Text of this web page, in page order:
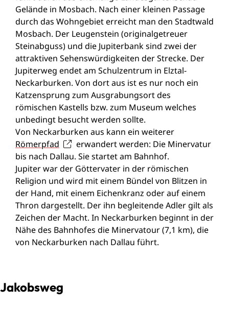
Gelände in Mosbach. Nach einer kleinen Passage
durch das Wohngebiet erreicht man den Stadtwald
Mosbach. Der Leugenstein (originalgetreuer
Steinabguss) und die Jupiterbank sind zwei der
attraktiven Sehenswürdigkeiten der Strecke. Der
Jupiterweg endet am Schulzentrum in Elztal-
Neckarburken. Von dort aus ist es nur noch ein
Katzensprung zum Ausgrabungsort des
römischen Kastells bzw. zum Museum welches
unbedingt besucht werden sollte.
Von Neckarburken aus kann ein weiterer
Römerpfad
erwandert werden: Die Minervatur
bis nach Dallau. Sie startet am Bahnhof.
Jupiter war der Göttervater in der römischen
Religion und wird mit einem Bündel von Blitzen in
der Hand, mit einem Eichenkranz oder auf einem
Thron dargestellt. Der ihn begleitende Adler gilt als
Zeichen der Macht. In Neckarburken beginnt in der
Nähe des Bahnhofes die Minervatour (7,1 km), die
von Neckarburken nach Dallau führt.
Jakobsweg